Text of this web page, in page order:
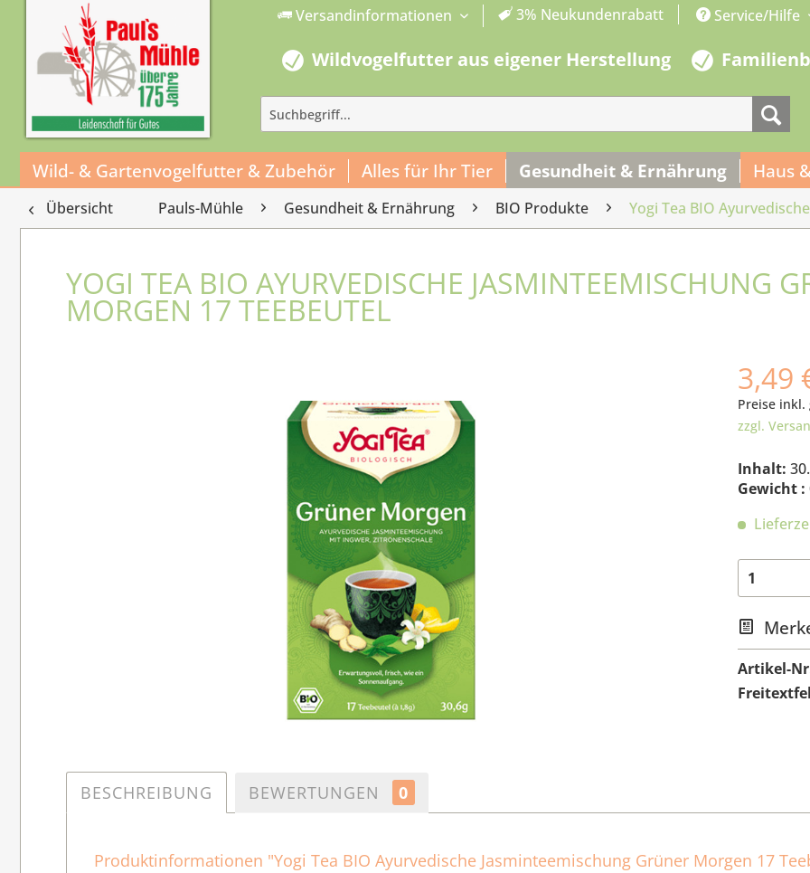
Versandinformationen 3% Neukundenrabatt Service/Hilfe
Wildvogelfutter aus eigener Herstellung
Wild- & Gartenvogelfutter & Zubehör Alles für Ihr Tier Gesundheit & Ernährung Haus
Übersicht Pauls-Mühle Gesundheit & Ernährung BIO Produkte Yogi Tea BIO
YOGI TEA BIO AYURVEDISCHE JASMINTEEMISCHUNG
MORGEN 17 TEEBEUTEL
3,49
Preise inkl.
zzgl.
Inhalt:
Gewicht :
Artikel-
BESCHREIBUNG BEWERTUNGEN 0
Produktinformationen "Yogi Tea BIO Ayurvedische Jasminteemischung Grüner Morgen 17